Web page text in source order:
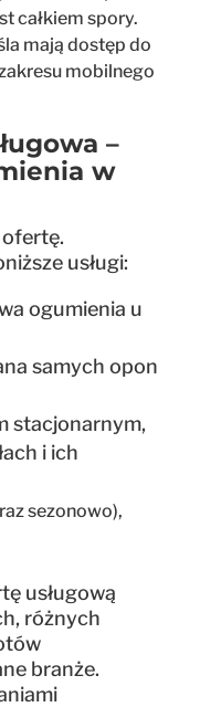
całkiem spory.
mają dostęp do
mobilnego
–
w
usługi:
ogumienia u
samych opon
stacjonarnym,
i ich
sezonowo),
usługową
różnych
branże.